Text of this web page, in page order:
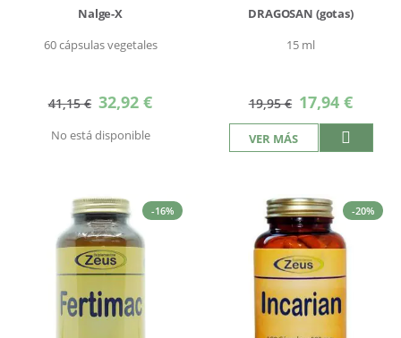
Nalge-X
60 cápsulas vegetales
41,15 € Precio
especial
32,92 €
No está disponible
DRAGOSAN (gotas)
15 ml
19,95 € Precio
especial
17,94 €
VER MÁS
-16% -20%